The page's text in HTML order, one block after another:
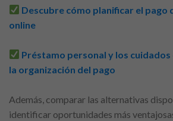
Descubre cómo planificar el pago
online
Préstamo personal y los cuidados
la organización del pago
Además, comparar las alternativas
identificar oportunidades más